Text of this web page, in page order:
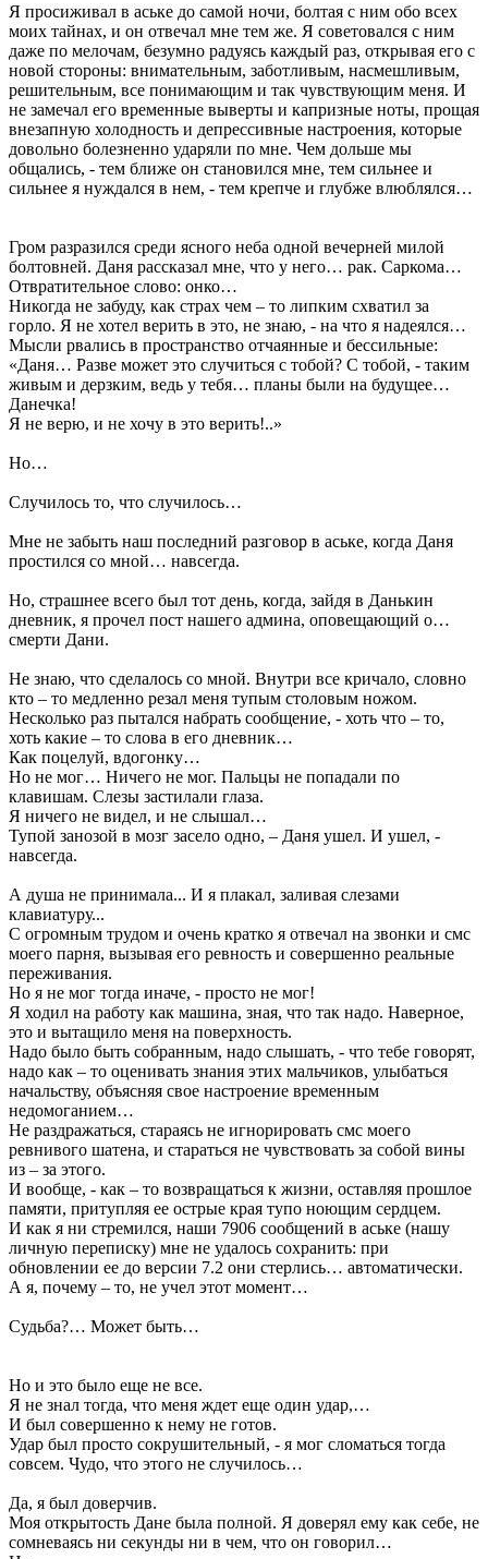
Я просиживал в аське до самой ночи, болтая с ним обо всех
моих тайнах, и он отвечал мне тем же. Я советовался с ним
даже по мелочам, безумно радуясь каждый раз, открывая его с
новой стороны: внимательным, заботливым, насмешливым,
решительным, все понимающим и так чувствующим меня. И
не замечал его временные выверты и капризные ноты, прощая
внезапную холодность и депрессивные настроения, которые
довольно болезненно ударяли по мне. Чем дольше мы
общались, - тем ближе он становился мне, тем сильнее и
сильнее я нуждался в нем, - тем крепче и глубже влюблялся…
Гром разразился среди ясного неба одной вечерней милой
болтовней. Даня рассказал мне, что у него… рак. Саркома…
Отвратительное слово: онко…
Никогда не забуду, как страх чем – то липким схватил за
горло. Я не хотел верить в это, не знаю, - на что я надеялся…
Мысли рвались в пространство отчаянные и бессильные:
«Даня… Разве может это случиться с тобой? С тобой, - таким
живым и дерзким, ведь у тебя… планы были на будущее…
Данечка!
Я не верю, и не хочу в это верить!..»
Но…
Случилось то, что случилось…
Мне не забыть наш последний разговор в аське, когда Даня
простился со мной… навсегда.
Но, страшнее всего был тот день, когда, зайдя в Данькин
дневник, я прочел пост нашего админа, оповещающий о…
смерти Дани.
Не знаю, что сделалось со мной. Внутри все кричало, словно
кто – то медленно резал меня тупым столовым ножом.
Несколько раз пытался набрать сообщение, - хоть что – то,
хоть какие – то слова в его дневник…
Как поцелуй, вдогонку…
Но не мог… Ничего не мог. Пальцы не попадали по
клавишам. Слезы застилали глаза.
Я ничего не видел, и не слышал…
Тупой занозой в мозг засело одно, – Даня ушел. И ушел, -
навсегда.
А душа не принимала... И я плакал, заливая слезами
клавиатуру...
С огромным трудом и очень кратко я отвечал на звонки и смс
моего парня, вызывая его ревность и совершенно реальные
переживания.
Но я не мог тогда иначе, - просто не мог!
Я ходил на работу как машина, зная, что так надо. Наверное,
это и вытащило меня на поверхность.
Надо было быть собранным, надо слышать, - что тебе говорят,
надо как – то оценивать знания этих мальчиков, улыбаться
начальству, объясняя свое настроение временным
недомоганием…
Не раздражаться, стараясь не игнорировать смс моего
ревнивого шатена, и стараться не чувствовать за собой вины
из – за этого.
И вообще, - как – то возвращаться к жизни, оставляя прошлое
памяти, притупляя ее острые края тупо ноющим сердцем.
И как я ни стремился, наши 7906 сообщений в аське (нашу
личную переписку) мне не удалось сохранить: при
обновлении ее до версии 7.2 они стерлись… автоматически.
А я, почему – то, не учел этот момент…
Судьба?… Может быть…
Но и это было еще не все.
Я не знал тогда, что меня ждет еще один удар,…
И был совершенно к нему не готов.
Удар был просто сокрушительный, - я мог сломаться тогда
совсем. Чудо, что этого не случилось…
Да, я был доверчив.
Моя открытость Дане была полной. Я доверял ему как себе, не
сомневаясь ни секунды ни в чем, что он говорил…